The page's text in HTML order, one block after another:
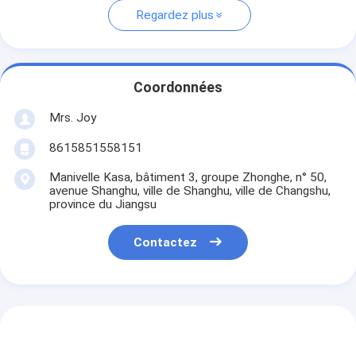
Regardez plus
Coordonnées
Mrs. Joy
8615851558151
Manivelle Kasa, bâtiment 3, groupe Zhonghe, n° 50,
avenue Shanghu, ville de Shanghu, ville de Changshu,
province du Jiangsu
Contactez